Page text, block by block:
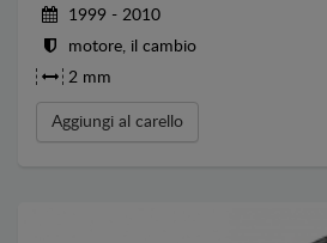
1999 - 2010
motore, il cambio
2 mm
Aggiungi al carello